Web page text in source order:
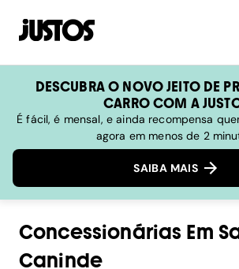
DESCUBRA O NOVO JEITO DE
CARRO COM A
É fácil, é mensal, e ainda recompensa
agora em menos de 2
SAIBA MAIS
Concessionárias Em
Caninde